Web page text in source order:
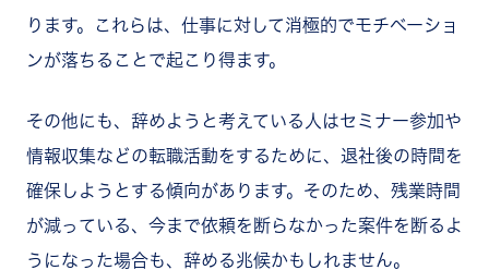
ります。これらは、仕事に対して消極的でモチベーショ
ンが落ちることで起こり得ます。
その他にも、辞めようと考えている人はセミナー参加や
情報収集などの転職活動をするために、退社後の時間を
確保しようとする傾向があります。そのため、残業時間
が減っている、今まで依頼を断らなかった案件を断るよ
うになった場合も、辞める兆候かもしれません。